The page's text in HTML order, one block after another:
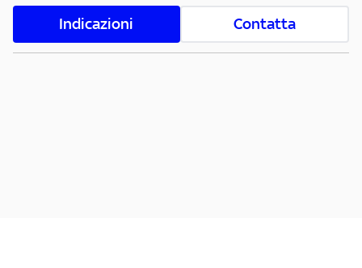
Indicazioni Contatta